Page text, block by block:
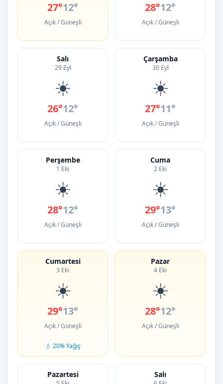
27°12°
Açık / Güneşli
28°12°
Açık / Güneşli
Salı
29 Eyl
☀️
26°12°
Açık / Güneşli
Çarşamba
30 Eyl
☀️
27°11°
Açık / Güneşli
Perşembe
1 Eki
☀️
28°12°
Açık / Güneşli
Cuma
2 Eki
☀️
29°13°
Açık / Güneşli
Cumartesi
3 Eki
☀️
29°13°
Açık / Güneşli
💧 20% Yağış
Pazar
4 Eki
☀️
28°12°
Açık / Güneşli
Pazartesi Salı